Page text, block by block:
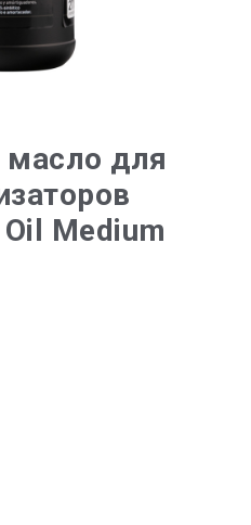
масло для
Medium